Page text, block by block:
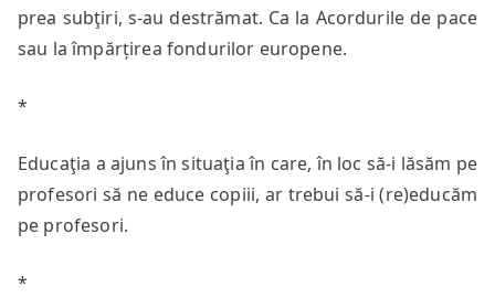
prea subţiri, s-au destrămat. Ca la Acordurile de pace
sau la împărțirea fondurilor europene.
*
Educaţia a ajuns în situaţia în care, în loc să-i lăsăm pe
profesori să ne educe copiii, ar trebui să-i (re)educăm
pe profesori.
*